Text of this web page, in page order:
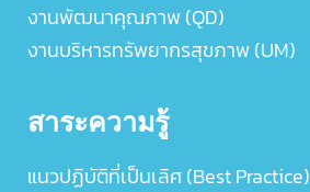
งานพัฒนาคุณภาพ (QD)
งานบริหารทรัพยากรสุขภาพ (UM)
สาระความรู้
แนวปฏิบัติที่เป็นเลิศ (Best Practice)